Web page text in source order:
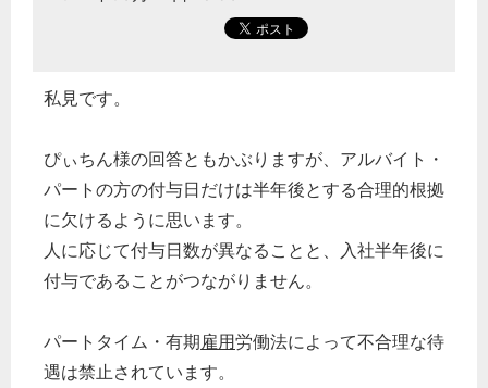
私見です。
ぴぃちん様の回答ともかぶりますが、アルバイト・
パートの方の付与日だけは半年後とする合理的根拠
に欠けるように思います。
人に応じて付与日数が異なることと、入社半年後に
付与であることがつながりません。
パートタイム・有期雇用労働法によって不合理な待
遇は禁止されています。